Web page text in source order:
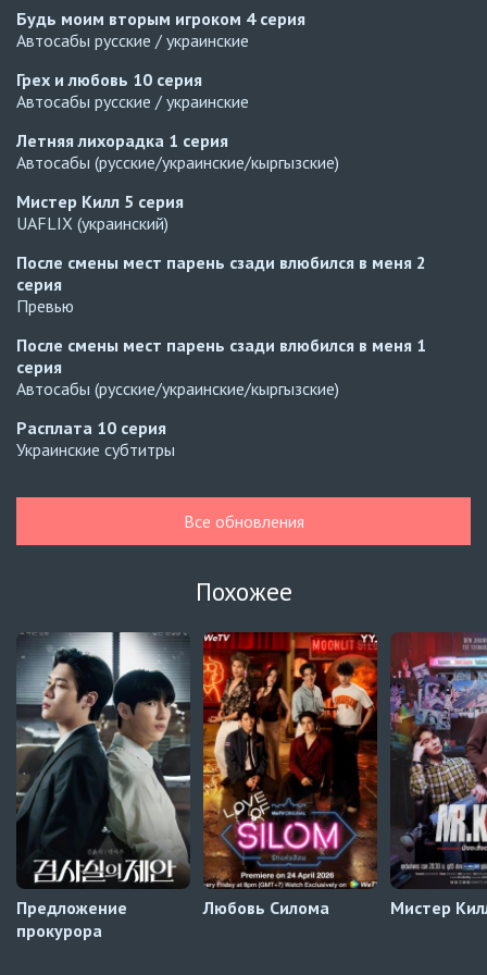
Будь моим вторым игроком 4 серия
Автосабы русские / украинские
Грех и любовь 10 серия
Автосабы русские / украинские
Летняя лихорадка 1 серия
Автосабы (русские/украинские/кыргызские)
Мистер Килл 5 серия
UAFLIX (украинский)
После смены мест парень сзади влюбился в меня 2
серия
Превью
После смены мест парень сзади влюбился в меня 1
серия
Автосабы (русские/украинские/кыргызские)
Расплата 10 серия
Украинские субтитры
Навечно влюблённые5 серия
AniDUB
Навечно влюблённые
6 серия
UAFLIX (украинский)
Навечно влюблённые 5 серия
UAFLIX (украинский)
Навечно влюблённые 4 серия
UAFLIX (украинский)
Все обновления
Похожее
Предложение
прокурора
Любовь Силома Мистер